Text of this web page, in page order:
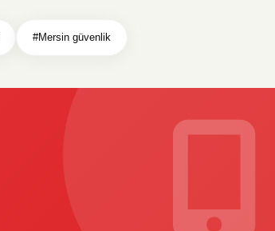
#Mersin güvenlik